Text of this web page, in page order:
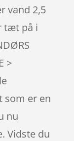
vand 2,5
tæt på i
>
som er en
nu
Vidste du